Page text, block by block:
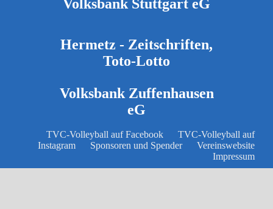
Volksbank Stuttgart eG
Hermetz - Zeitschriften,
Toto-Lotto
Volksbank Zuffenhausen
eG
TVC-Volleyball auf Facebook
TVC-Volleyball auf
Instagram
Sponsoren und Spender
Vereinswebsite
Impressum